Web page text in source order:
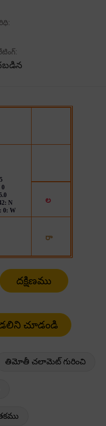
దక్షిణము
తిమోతీ చలామెట్ గురించి